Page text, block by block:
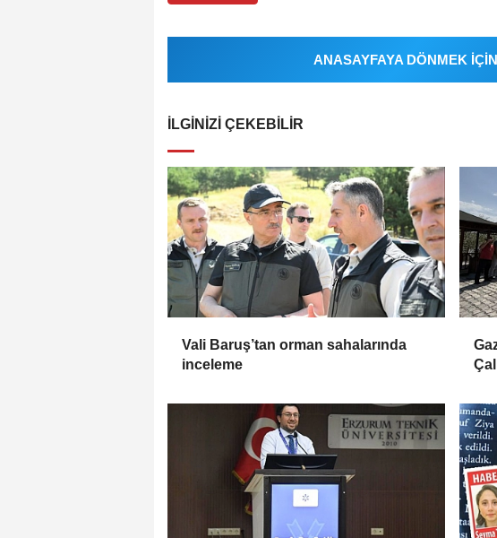
ANASAYFAYA DÖNMEK
İLGINIZI ÇEKEBILIR
Vali Baruş’tan orman sahalarında
inceleme